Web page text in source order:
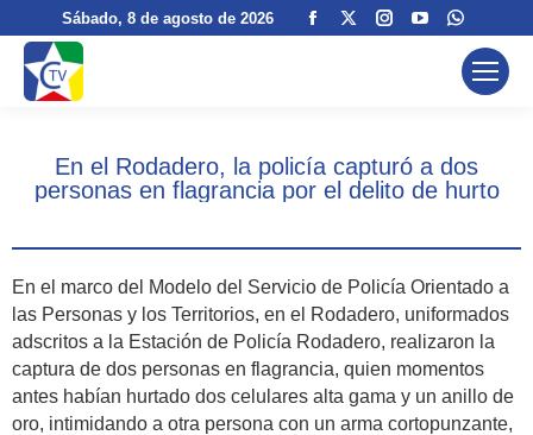
Sábado, 8 de agosto de 2026
Facebook
windowwindow
Instagram
window
YouTube
opens
window
page
opens
window
En el Rodadero, la policía capturó a dos
personas en flagrancia por el delito de hurto
En el marco del Modelo del Servicio de Policía Orientado a
las Personas y los Territorios, en el Rodadero, uniformados
adscritos a la Estación de Policía Rodadero, realizaron la
captura de dos personas en flagrancia, quien momentos
antes habían hurtado dos celulares alta gama y un anillo de
oro, intimidando a otra persona con un arma cortopunzante,